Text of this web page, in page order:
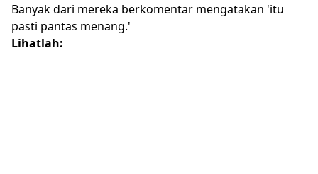
Banyak dari mereka berkomentar mengatakan 'itu
pasti pantas menang.'
Lihatlah: